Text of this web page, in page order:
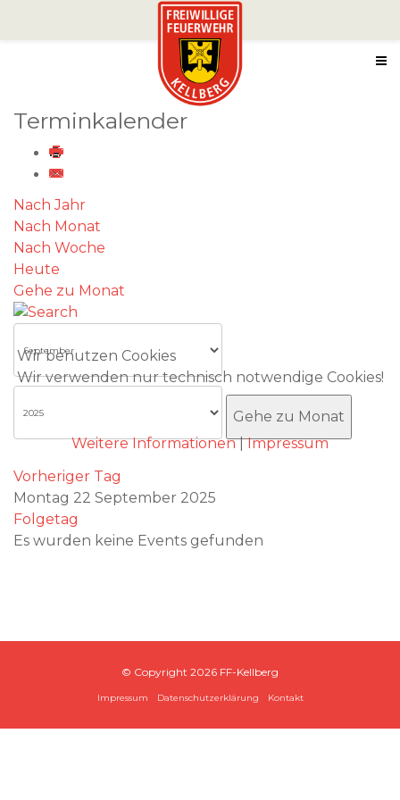
Terminkalender
Nach Jahr
Nach Monat
Nach Woche
Heute
Gehe zu Monat
Gehe zu Monat
Vorheriger Tag
Montag 22 September 2025
Folgetag
Es wurden keine Events gefunden
© Copyright 2026 FF-Kellberg
Impressum Datenschutzerklärung Kontakt
Wir benutzen Cookies
Wir verwenden nur technisch notwendige Cookies!
Akzeptieren
Weitere Informationen|Impressum